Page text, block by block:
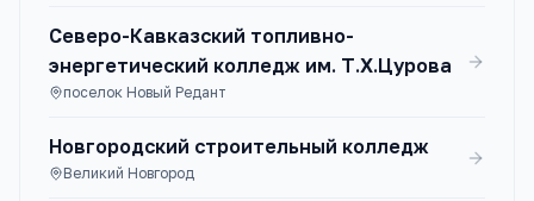
Северо-Кавказский топливно-
энергетический колледж им. Т.Х.Цурова
поселок Новый Редант
Новгородский строительный колледж
Великий Новгород